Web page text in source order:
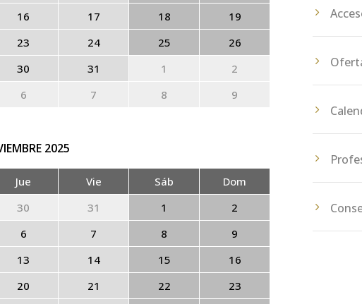
16 17 18
19
23 24 25
26
30 31 1
2
6 7 8 9
2025
Jue Vie Sáb
Dom
30 31 1
2
6 7 8
9
13 14 15
16
20 21 22
23